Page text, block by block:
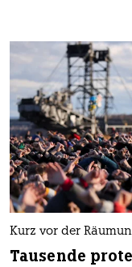
Kurz vor der
Tausende